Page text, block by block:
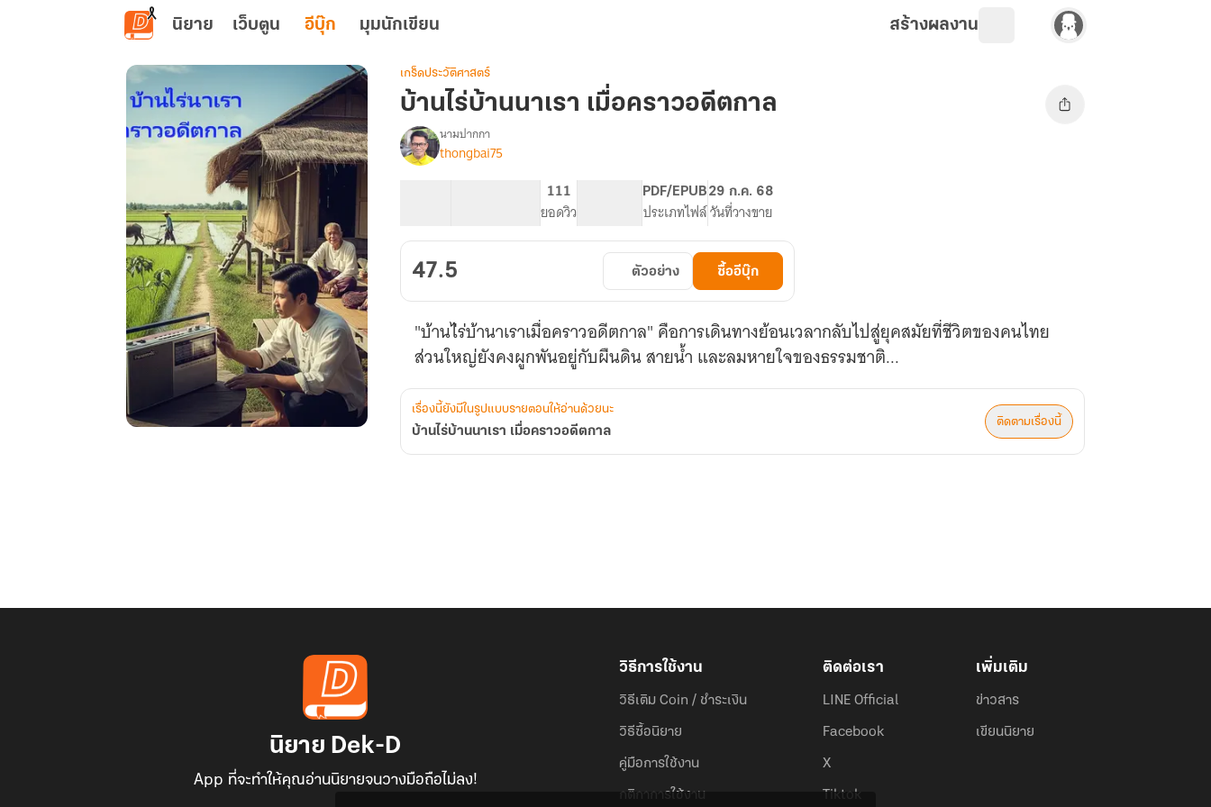
ข้ามไปยังเนื้อหาหลัก
นิยาย เว็บตูน อีบุ๊ก มุมนักเขียน สร้างผลงาน
เกร็ดประวัติศาสตร์
บ้านไร่บ้านนาเรา เมื่อคราวอดีตกาล
เรื่อง
บ้านไร่
คราว
อดีตกาล
นามปากกา
thongbai75
111
ยอดวิว
PDF/EPUB
ประเภทไฟล์
29 ก.ค. 68
วันที่วางขาย
47.5 ตัวอย่าง ซื้ออีบุ๊ก
"บ้านไ่ร่บ้านาเราเมื่อคราวอดีตกาล" คือการเดินทางย้อนเวลากลับไปสู่ยุคสมัยที่ชีวิตของคนไทย
ส่วนใหญ่ยังคงผูกพันอยู่กับผืนดิน สายน้ำ และลมหายใจของธรรมชาติ...
เรื่องนี้ยังมีในรูปแบบรายตอนให้อ่านด้วยนะ
บ้านไร่บ้านนาเรา เมื่อคราวอดีตกาล
ติดตามเรื่องนี้
นิยาย Dek-D
App ที่จะทำให้คุณอ่านนิยายจนวางมือถือไม่ลง!
วิธีการใช้งาน
วิธีเติม Coin / ชำระเงิน
วิธีซื้อนิยาย
คู่มือการใช้งาน
กติกาการใช้งาน
ติดต่อเรา
LINE Official
Facebook
X
Tiktok
เพิ่มเติม
ข่าวสาร
เขียนนิยาย